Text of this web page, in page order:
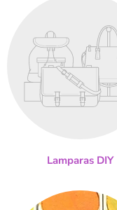
Lamparas DIY